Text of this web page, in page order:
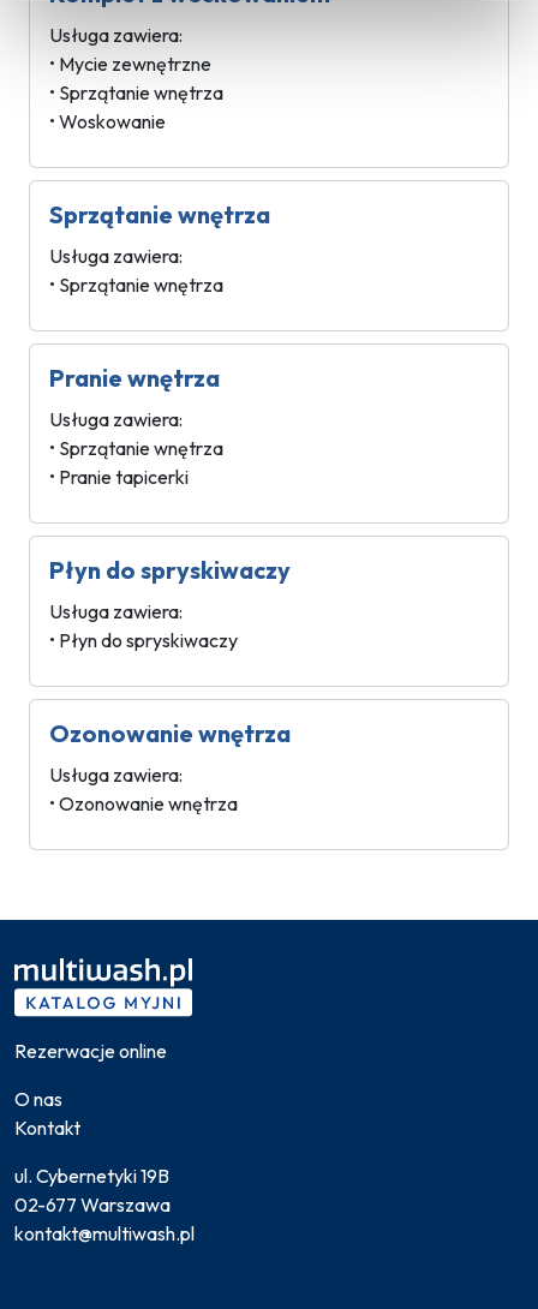
Usługa zawiera:
• Mycie zewnętrzne
• Sprzątanie wnętrza
• Woskowanie
Sprzątanie wnętrza
Usługa zawiera:
• Sprzątanie wnętrza
Pranie wnętrza
Usługa zawiera:
• Sprzątanie wnętrza
• Pranie tapicerki
Płyn do spryskiwaczy
Usługa zawiera:
• Płyn do spryskiwaczy
Ozonowanie wnętrza
Usługa zawiera:
• Ozonowanie wnętrza
Rezerwacje online
O nas
Kontakt
ul. Cybernetyki 19B
02-677 Warszawa
kontakt@multiwash.pl